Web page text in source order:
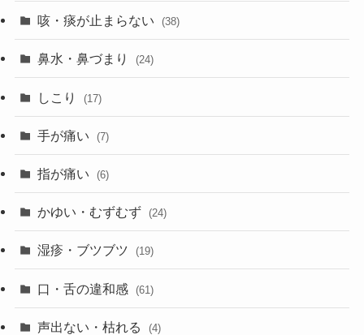
咳・痰が止まらない (38)
鼻水・鼻づまり (24)
しこり (17)
手が痛い (7)
指が痛い (6)
かゆい・むずむず (24)
湿疹・ブツブツ (19)
口・舌の違和感 (61)
声出ない・枯れる (4)